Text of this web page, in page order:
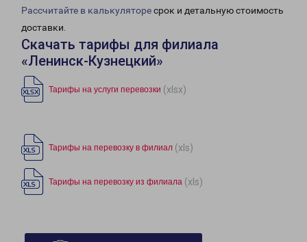
Рассчитайте в калькуляторесрок и детальную стоимость
доставки.
Скачать тарифы для филиала
«Ленинск-Кузнецкий»
Тарифы на услуги перевозки (xlsx)
Тарифы на перевозку в филиал (xls)
Тарифы на перевозку из филиала (xls)